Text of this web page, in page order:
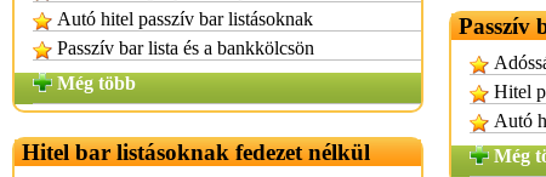
Autó hitel passzív bar listásoknak
Passzív bar lista és a bankkölcsön
Még több
Hitel bar listásoknak fedezet nélkül
Passzív
Hitel
Autó
Még